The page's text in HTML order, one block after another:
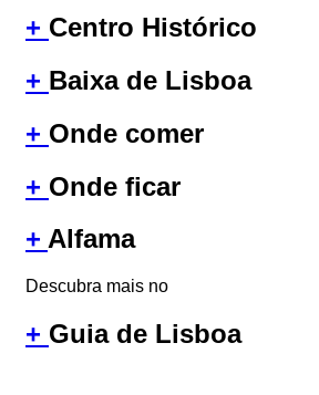
+ Centro Histórico
+ Baixa de Lisboa
+ Onde comer
+ Onde ficar
+ Alfama
Descubra mais no
+ Guia de Lisboa